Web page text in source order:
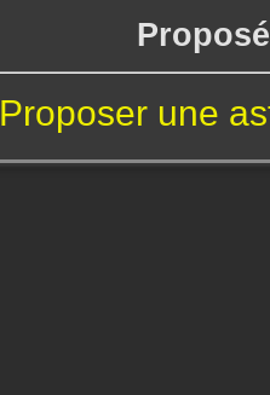
Proposer une